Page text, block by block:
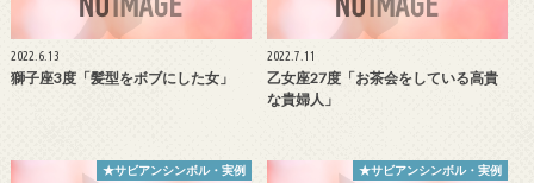
2022.6.13
獅子座3度「髪型をボブにした女」
2022.7.11
乙女座27度「お茶会をしている高貴
な貴婦人」
★サビアンシンボル・実例 ★サビアンシンボル・実例